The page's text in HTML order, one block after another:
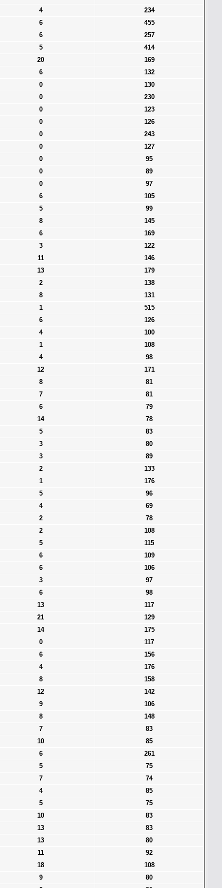
4
234
6
455
6
257
5
414
20
169
6
132
0
130
0
230
0
123
0
126
0
243
0
127
0
95
0
89
0
97
6
105
5
99
8
145
6
169
3
122
11
146
13
179
2
138
8
131
1
515
6
126
4
100
1
108
4
98
12
171
8
81
7
81
6
79
14
78
5
83
3
80
3
89
2
133
1
176
5
96
4
69
2
78
2
108
5
115
6
109
6
106
3
97
6
98
13
117
21
129
14
175
0
117
6
156
4
176
8
158
12
142
9
106
8
148
7
83
10
85
6
261
5
75
7
74
4
85
5
75
10
83
13
83
13
80
11
92
18
108
9
80